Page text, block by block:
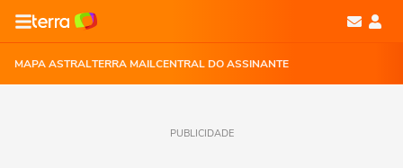
MAPA ASTRALTERRA MAILCENTRAL DO ASSINANTE
PUBLICIDADE